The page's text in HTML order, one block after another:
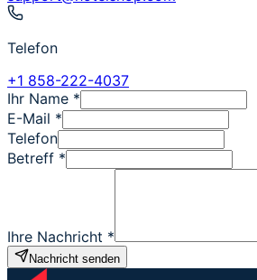
Telefon
+1 858-222-4037
Ihr Name *
E-Mail *
Telefon
Betreff *
Ihre Nachricht *
Nachricht senden